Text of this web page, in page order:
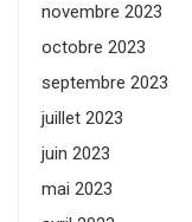
novembre 2023
octobre 2023
septembre 2023
juillet 2023
juin 2023
mai 2023